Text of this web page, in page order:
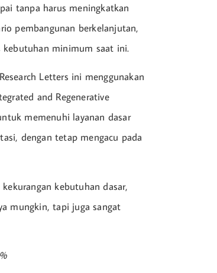
tanpa harus meningkatkan
pembangunan berkelanjutan,
minimum saat ini.
Letters ini menggunakan
and Regenerative
memenuhi layanan dasar
dengan tetap mengacu pada
kebutuhan dasar,
mungkin, tapi juga sangat